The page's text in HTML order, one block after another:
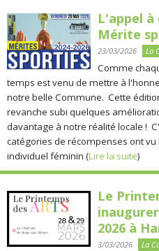
L'appel
Mérite
23/03/2026 La
Comme
temps est venu de mettre à
notre belle Commune. Cette
revanche subi quelques
davantage à notre réalité locale !
catégories de récompenses ont
individuel féminin (Lire la suite)
Le
2026 à
3/03/2026 La